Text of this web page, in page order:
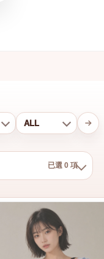
已選 0 項